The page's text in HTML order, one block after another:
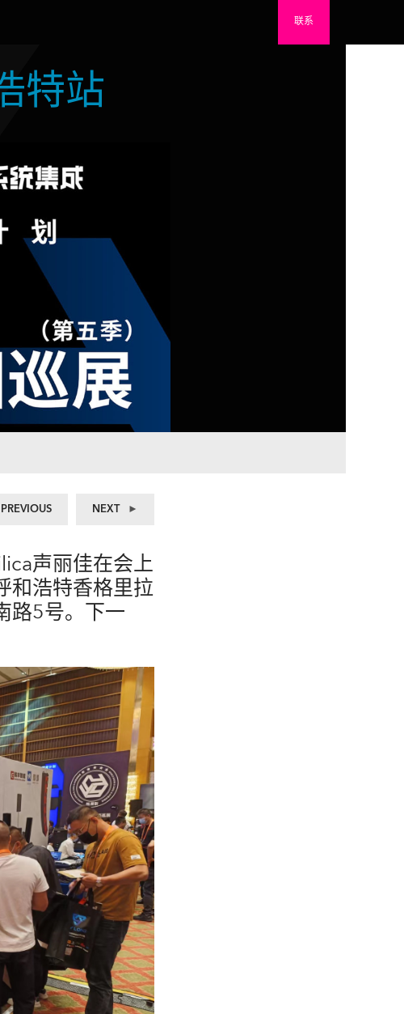
联系
特站
PREVIOUS NEXT
声丽佳在会上
和浩特香格里拉
路5号。下一